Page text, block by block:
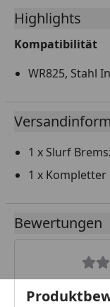
Highlights
Kompatibilität
WR825, Stahl
1 x Slurf
1 x
Bewertungen